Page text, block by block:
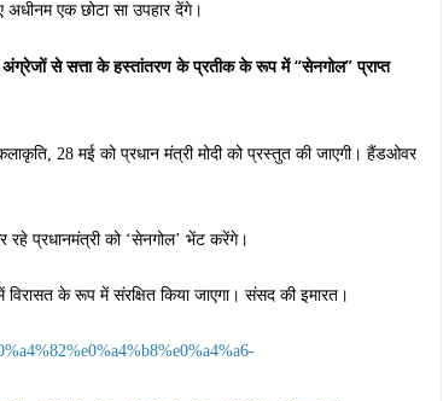
अधीनम एक छोटा सा उपहार देंगे।
से सत्ता के हस्तांतरण के प्रतीक के रूप में “सेनगोल” प्राप्त
28 मई को प्रधान मंत्री मोदी को प्रस्तुत की जाएगी। हैंडओवर
प्रधानमंत्री को ‘सेनगोल’ भेंट करेंगे।
के रूप में संरक्षित किया जाएगा। संसद की इमारत।